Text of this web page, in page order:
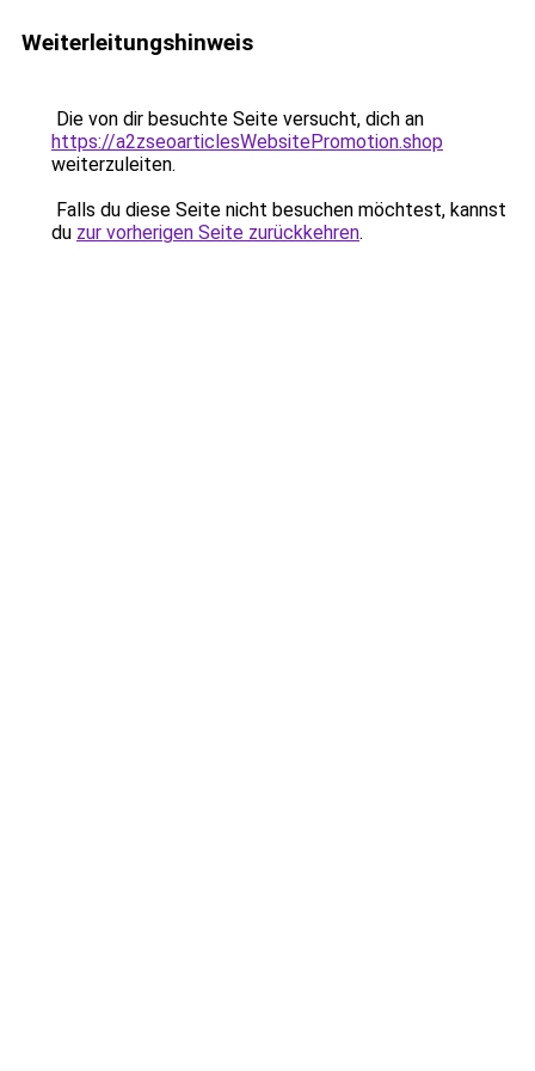
Weiterleitungshinweis
Die von dir besuchte Seite versucht, dich an
https://a2zseoarticlesWebsitePromotion.shop
weiterzuleiten.
Falls du diese Seite nicht besuchen möchtest, kannst
du zur vorherigen Seite zurückkehren.